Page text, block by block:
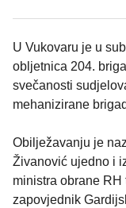
U Vukovaru je u
obljetnica 204.
svečanosti
mehanizirane
Obilježavanju je
Živanović ujedno i
ministra obrane
zapovjednik